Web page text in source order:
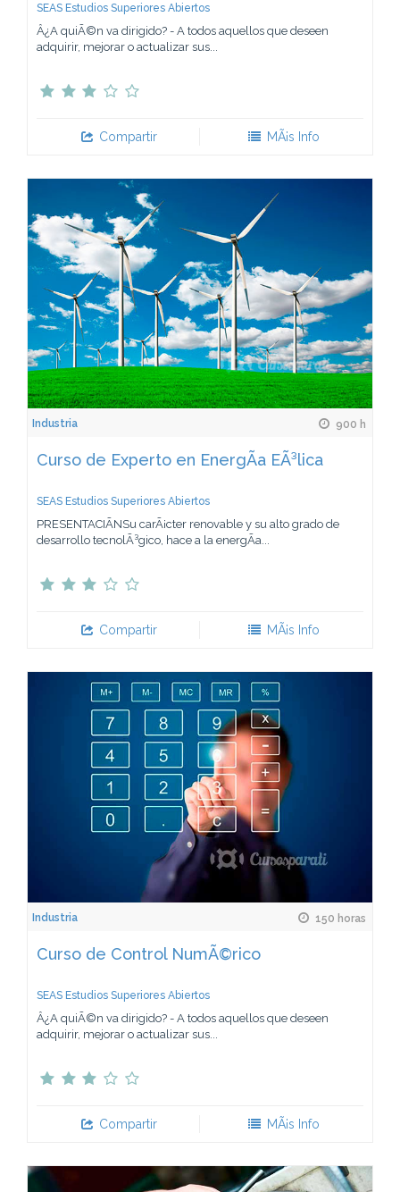
SEAS Estudios Superiores Abiertos
Â¿A quiÃ©n va dirigido? - A todos aquellos que deseen
adquirir, mejorar o actualizar sus...
Compartir MÃ¡s Info
Industria 900 h
Curso de Experto en EnergÃ­a EÃ³lica
SEAS Estudios Superiores Abiertos
PRESENTACIÃNSu carÃ¡cter renovable y su alto grado de
desarrollo tecnolÃ³gico, hace a la energÃ­a...
Compartir MÃ¡s Info
Industria 150 horas
Curso de Control NumÃ©rico
SEAS Estudios Superiores Abiertos
Â¿A quiÃ©n va dirigido? - A todos aquellos que deseen
adquirir, mejorar o actualizar sus...
Compartir MÃ¡s Info